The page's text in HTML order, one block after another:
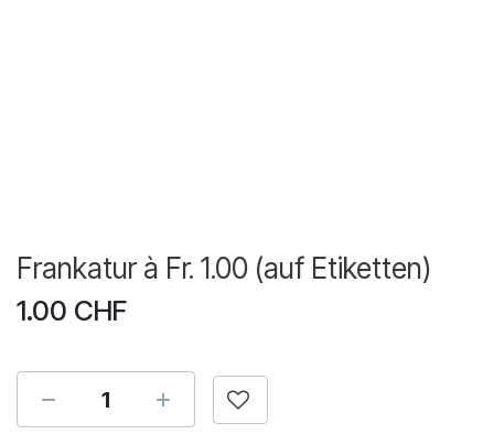
Frankatur à Fr. 1.00 (auf Etiketten)
1.00 CHF